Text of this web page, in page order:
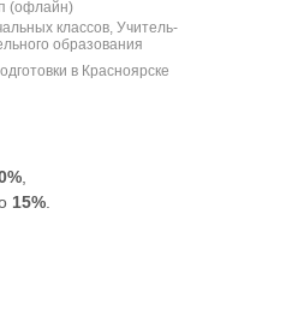
(офлайн)
классов, Учитель-
образования
в Красноярске
15%